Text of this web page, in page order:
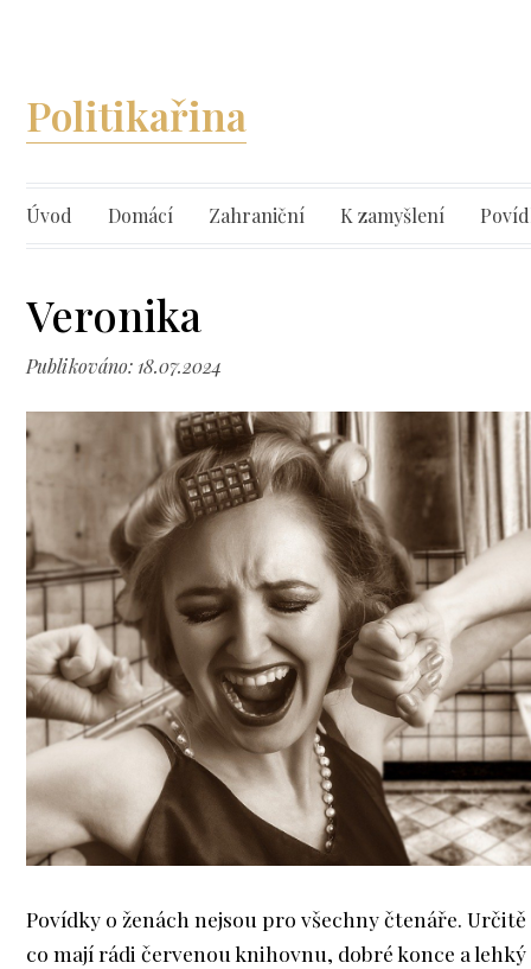
Politikařina
Úvod Domácí Zahraniční K zamyšlení
Veronika
Publikováno: 18.07.2024
Povídky o ženách nejsou pro všechny čtenáře.
co mají rádi červenou knihovnu, dobré konce a